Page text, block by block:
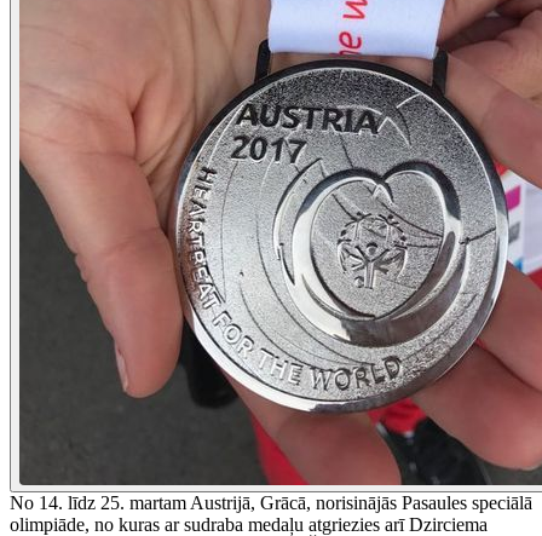
No 14. līdz 25. martam Austrijā, Grācā, norisinājās Pasaules speciālā
olimpiāde, no kuras ar sudraba medaļu atgriezies arī Dzirciema